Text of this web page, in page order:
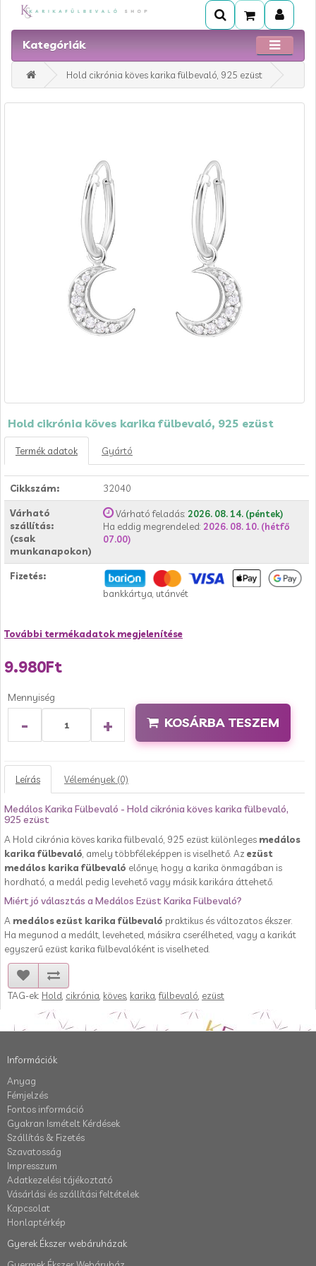
Kategóriák
Hold cikrónia köves karika fülbevaló, 925 ezüst
Hold cikrónia köves karika fülbevaló, 925 ezüst
Termék adatok Gyártó
Cikkszám: 32040
Várható
szállítás:
(csak
munkanapokon)
Várható feladás: 2026. 08. 14. (péntek)
Ha eddig megrendeled: 2026. 08. 10. (hétfő
07.00)
Fizetés:
bankkártya, utánvét
További termékadatok megjelenítése
9.980Ft
Mennyiség
- + KOSÁRBA TESZEM
Leírás Vélemények (0)
Medálos Karika Fülbevaló - Hold cikrónia köves karika fülbevaló,
925 ezüst
A Hold cikrónia köves karika fülbevaló, 925 ezüst különleges medálos
karika fülbevaló , amely többféleképpen is viselhető. Az ezüst
medálos karika fülbevaló előnye, hogy a karika önmagában is
hordható, a medál pedig levehető vagy másik karikára áttehető.
Miért jó választás a Medálos Ezüst Karika Fülbevaló?
A medálos ezüst karika fülbevaló praktikus és változatos ékszer.
Ha megunod a medált, leveheted, másikra cserélheted, vagy a karikát
egyszerű ezüst karika fülbevalóként is viselheted.
TAG-ek: Hold cikrónia köves karika ,fülbevaló ezüst
Információk
Anyag
Fémjelzés
Fontos információ
Gyakran Ismételt Kérdések
Szállítás & Fizetés
Szavatosság
Impresszum
Adatkezelési tájékoztató
Vásárlási és szállítási feltételek
Kapcsolat
Honlaptérkép
Gyerek Ékszer webáruházak